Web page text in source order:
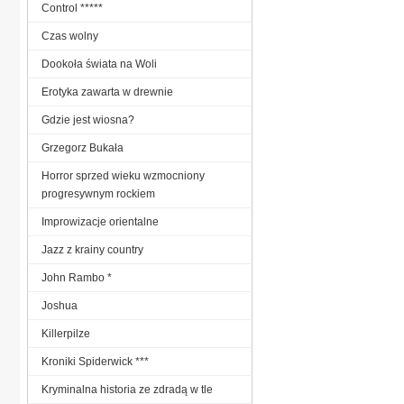
Control *****
Czas wolny
Dookoła świata na Woli
Erotyka zawarta w drewnie
Gdzie jest wiosna?
Grzegorz Bukała
Horror sprzed wieku wzmocniony
progresywnym rockiem
Improwizacje orientalne
Jazz z krainy country
John Rambo *
Joshua
Killerpilze
Kroniki Spiderwick ***
Kryminalna historia ze zdradą w tle